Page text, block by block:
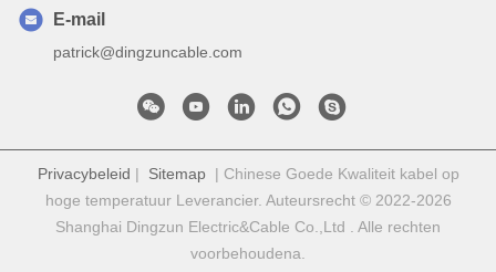
E-mail
patrick@dingzuncable.com
Privacybeleid | Sitemap| Chinese Goede Kwaliteit kabel op
hoge temperatuur Leverancier. Auteursrecht © 2022-2026
Shanghai Dingzun Electric&Cable Co.,Ltd . Alle rechten
voorbehoudena.